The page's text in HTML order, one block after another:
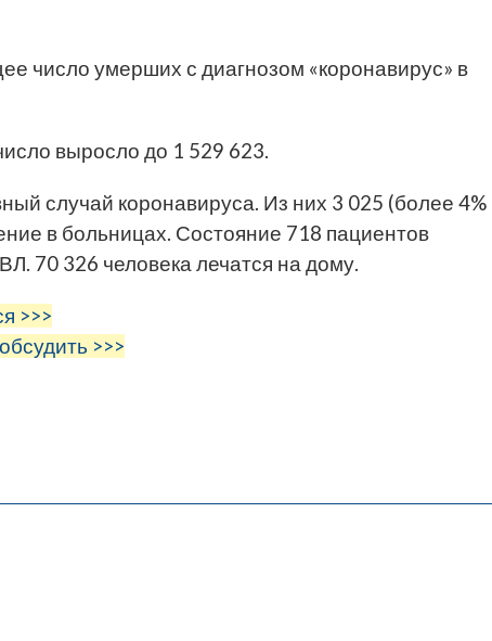
число умерших с диагнозом «коронавирус» в
выросло до 1 529 623.
случай коронавируса. Из них 3 025 (более 4%
в больницах. Состояние 718 пациентов
70 326 человека лечатся на дому.
>>>
>>>